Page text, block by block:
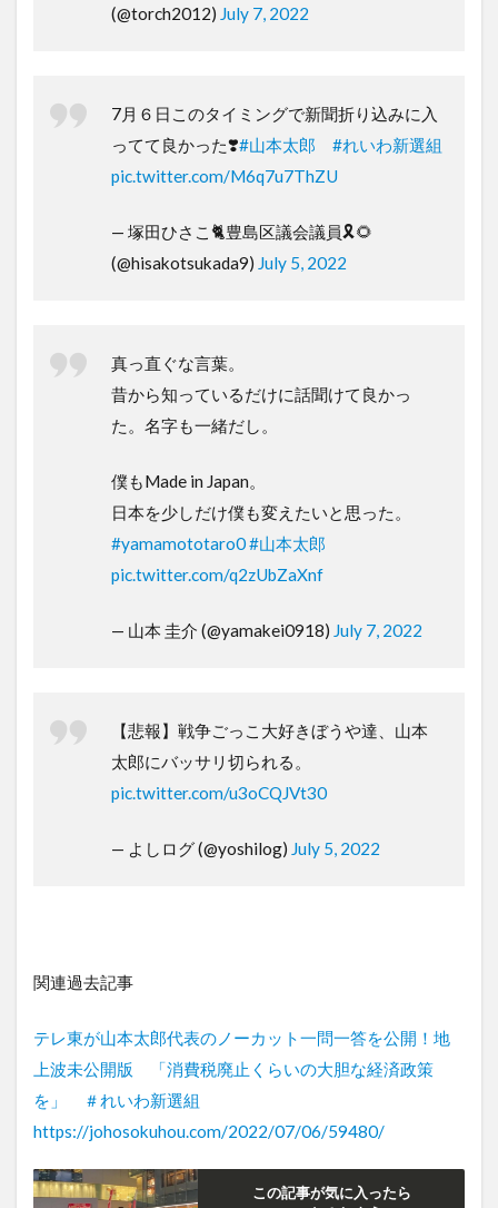
(@torch2012) July 7, 2022
7月６日このタイミングで新聞折り込みに入
ってて良かった❣️#山本太郎
#れいわ新選組
pic.twitter.com/M6q7u7ThZU
— 塚田ひさこ🐈豊島区議会議員🎗🌻
(@hisakotsukada9) July 5, 2022
真っ直ぐな言葉。
昔から知っているだけに話聞けて良かっ
た。名字も一緒だし。
僕もMade in Japan。
日本を少しだけ僕も変えたいと思った。
#yamamototaro0#山本太郎
pic.twitter.com/q2zUbZaXnf
— 山本 圭介 (@yamakei0918) July 7, 2022
【悲報】戦争ごっこ大好きぼうや達、山本
太郎にバッサリ切られる。
pic.twitter.com/u3oCQJVt30
— よしログ (@yoshilog) July 5, 2022
関連過去記事
テレ東が山本太郎代表のノーカット一問一答を公開！地
上波未公開版 「消費税廃止くらいの大胆な経済政策
を」 ＃れいわ新選組
https://johosokuhou.com/2022/07/06/59480/
この記事が気に入ったら